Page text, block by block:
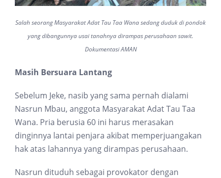
Salah seorang Masyarakat Adat Tau Taa Wana sedang duduk di pondok
yang dibangunnya usai tanahnya dirampas perusahaan sawit.
Dokumentasi AMAN
Masih Bersuara Lantang
Sebelum Jeke, nasib yang sama pernah dialami
Nasrun Mbau, anggota Masyarakat Adat Tau Taa
Wana. Pria berusia 60 ini harus merasakan
dinginnya lantai penjara akibat memperjuangakan
hak atas lahannya yang dirampas perusahaan.
Nasrun dituduh sebagai provokator dengan